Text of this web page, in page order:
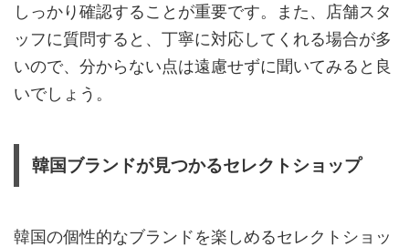
しっかり確認することが重要です。また、店舗スタ
ッフに質問すると、丁寧に対応してくれる場合が多
いので、分からない点は遠慮せずに聞いてみると良
いでしょう。
韓国ブランドが見つかるセレクトショップ
韓国の個性的なブランドを楽しめるセレクトショッ